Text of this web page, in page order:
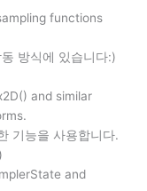
functions
방식에 있습니다:)
and similar
기능을 사용합니다.
and